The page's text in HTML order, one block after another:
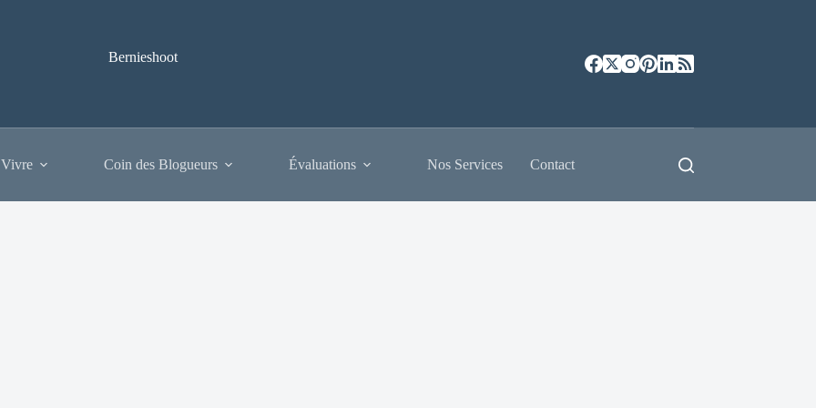
Bernieshoot
Coin des Blogueurs Évaluations Nos Services Contact